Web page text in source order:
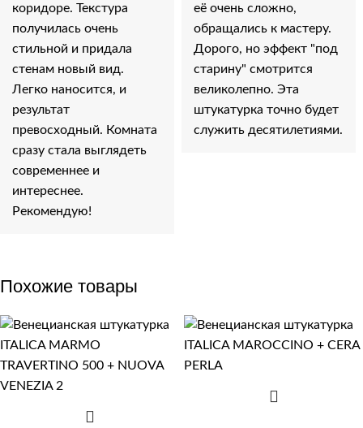
коридоре. Текстура
получилась очень
стильной и придала
стенам новый вид.
Легко наносится, и
результат
превосходный. Комната
сразу стала выглядеть
современнее и
интереснее.
Рекомендую!
её очень сложно,
обращались к мастеру.
Дорого, но эффект "под
старину" смотрится
великолепно. Эта
штукатурка точно будет
служить десятилетиями.
Похожие товары